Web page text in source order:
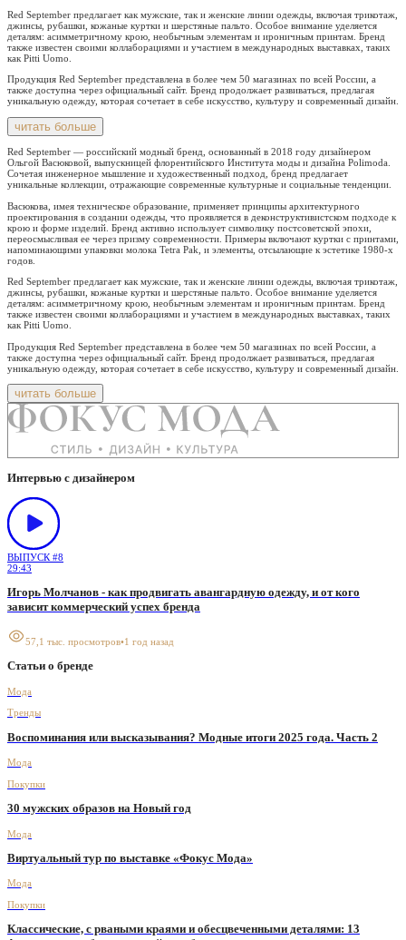
Red September предлагает как мужские, так и женские линии одежды, включая трикотаж,
джинсы, рубашки, кожаные куртки и шерстяные пальто. Особое внимание уделяется
деталям: асимметричному крою, необычным элементам и ироничным принтам. Бренд
также известен своими коллаборациями и участием в международных выставках, таких
как Pitti Uomo.
Продукция Red September представлена в более чем 50 магазинах по всей России, а
также доступна через официальный сайт. Бренд продолжает развиваться, предлагая
уникальную одежду, которая сочетает в себе искусство, культуру и современный дизайн.
читать больше
Red September — российский модный бренд, основанный в 2018 году дизайнером
Ольгой Васюковой, выпускницей флорентийского Института моды и дизайна Polimoda.
Сочетая инженерное мышление и художественный подход, бренд предлагает
уникальные коллекции, отражающие современные культурные и социальные тенденции.
Васюкова, имея техническое образование, применяет принципы архитектурного
проектирования в создании одежды, что проявляется в деконструктивистском подходе к
крою и форме изделий. Бренд активно использует символику постсоветской эпохи,
переосмысливая ее через призму современности. Примеры включают куртки с принтами,
напоминающими упаковки молока Tetra Pak, и элементы, отсылающие к эстетике 1980-х
годов.
Red September предлагает как мужские, так и женские линии одежды, включая трикотаж,
джинсы, рубашки, кожаные куртки и шерстяные пальто. Особое внимание уделяется
деталям: асимметричному крою, необычным элементам и ироничным принтам. Бренд
также известен своими коллаборациями и участием в международных выставках, таких
как Pitti Uomo.
Продукция Red September представлена в более чем 50 магазинах по всей России, а
также доступна через официальный сайт. Бренд продолжает развиваться, предлагая
уникальную одежду, которая сочетает в себе искусство, культуру и современный дизайн.
читать больше
Интервью с дизайнером
ВЫПУСК #8
29:43
Игорь Молчанов - как продвигать авангардную одежду, и от кого
зависит коммерческий успех бренда
57,1 тыс. просмотров•1 год назад
Статьи о бренде
Мода
Тренды
Воспоминания или высказывания? Модные итоги 2025 года. Часть 2
Мода
Покупки
30 мужских образов на Новый год
Мода
Виртуальный тур по выставке «Фокус Мода»
Мода
Покупки
Классические, с рваными краями и обесцвеченными деталями: 13